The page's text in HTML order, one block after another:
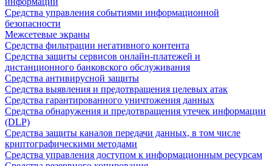
Средства управления событиями информационной
безопасности
Межсетевые экраны
Средства фильтрации негативного контента
Средства защиты сервисов онлайн-платежей и
дистанционного банковского обслуживания
Средства антивирусной защиты
Средства выявления и предотвращения целевых атак
Средства гарантированного уничтожения данных
Средства обнаружения и предотвращения утечек информации
(DLP)
Средства защиты каналов передачи данных, в том числе
криптографическими методами
Средства управления доступом к информационным ресурсам